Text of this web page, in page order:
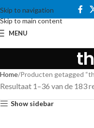
Skip to navigation
Skip to main content
MENU
Home Producten getagged
Resultaat 1–36 van de 183
Show sidebar